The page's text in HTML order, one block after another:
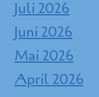
Juli 2026
Juni 2026
Mai 2026
April 2026